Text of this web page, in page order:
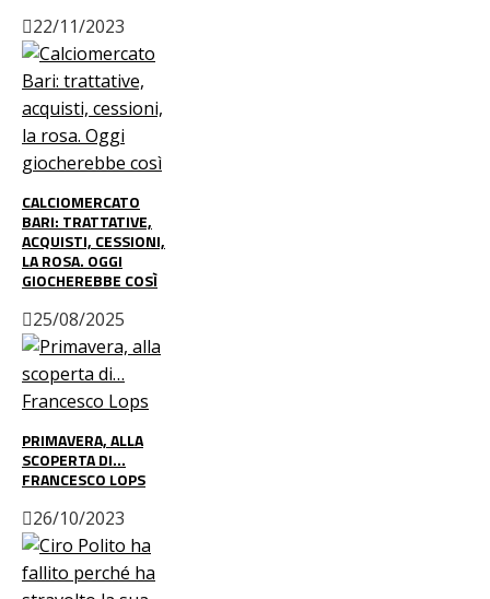
22/11/2023
CALCIOMERCATO
BARI: TRATTATIVE,
ACQUISTI, CESSIONI,
LA ROSA. OGGI
GIOCHEREBBE COSÌ
25/08/2025
PRIMAVERA, ALLA
SCOPERTA DI…
FRANCESCO LOPS
26/10/2023